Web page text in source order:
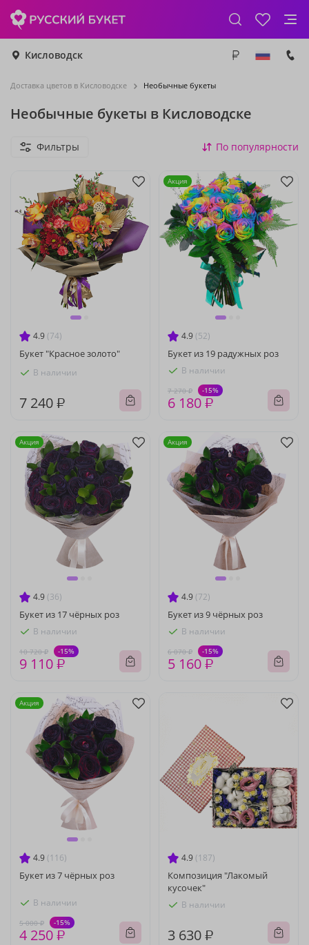
Кисловодск
Доставка цветов в Кисловодске Необычные букеты
Необычные букеты в Кисловодске
Фильтры По популярности
4.9 (74)
Букет "Красное золото"
В наличии
7 240 ₽
4.9 (52)
Букет из 19 радужных роз
В наличии
7 270 ₽ -15%
6 180 ₽
Акция
4.9 (36)
Букет из 17 чёрных роз
В наличии
10 720 ₽ -15%
9 110 ₽
Акция
4.9 (72)
Букет из 9 чёрных роз
В наличии
6 070 ₽ -15%
5 160 ₽
Акция
4.9 (116)
Букет из 7 чёрных роз
В наличии
5 000 ₽ -15%
4 250 ₽
Акция
4.9 (187)
Композиция "Лакомый
кусочек"
В наличии
3 630 ₽